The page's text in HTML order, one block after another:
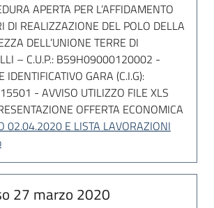
APERTA PER L’AFFIDAMENTO
DI REALIZZAZIONE DEL POLO DELLA
DELL’UNIONE TERRE DI
– C.U.P.: B59H09000120002 -
IDENTIFICATIVO GARA (C.I.G):
- AVVISO UTILIZZO FILE XLS
OFFERTA ECONOMICA
02.04.2020 E LISTA LAVORAZIONI
27 marzo 2020